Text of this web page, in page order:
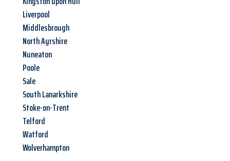
Liverpool
Middlesbrough
North Ayrshire
Nuneaton
Poole
Sale
South Lanarkshire
Stoke-on-Trent
Telford
Watford
Wolverhampton